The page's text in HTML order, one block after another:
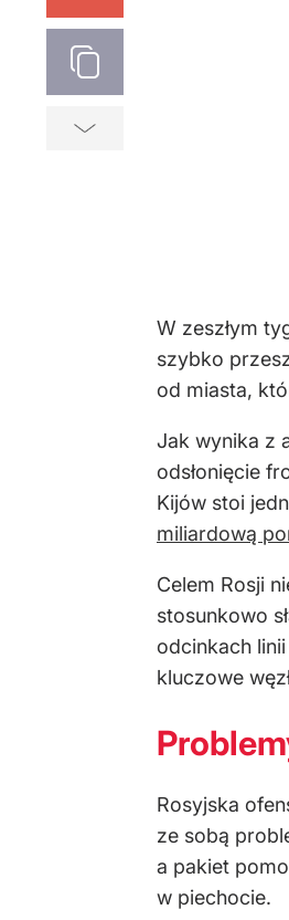
W zeszłym
szybko
od miasta,
Jak wynika z
odsłonięcie
Kijów stoi
miliardową
Celem Rosji
stosunkowo
odcinkach
kluczowe
Rosyjska
ze sobą
a pakiet
w piechocie.